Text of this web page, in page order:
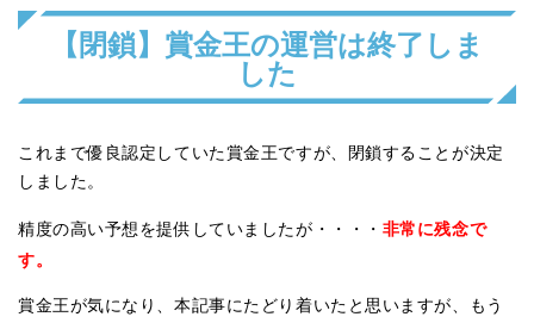
【閉鎖】賞金王の運営は終了しま
した
これまで優良認定していた賞金王ですが、閉鎖することが決定
しました。
精度の高い予想を提供していましたが・・・・ 非常に残念で
す。
賞金王が気になり、本記事にたどり着いたと思いますが、もう